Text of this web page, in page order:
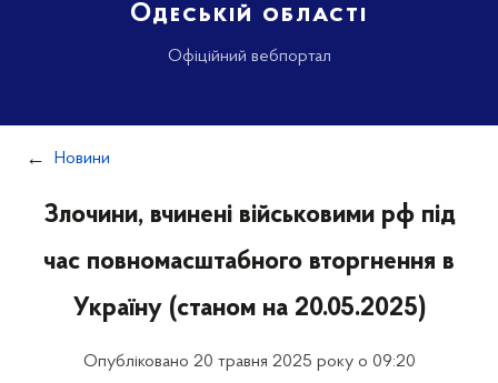
Одеській області
Офіційний вебпортал
Новини
Злочини, вчинені військовими рф під
час повномасштабного вторгнення в
Україну (станом на 20.05.2025)
Опубліковано 20 травня 2025 року о 09:20